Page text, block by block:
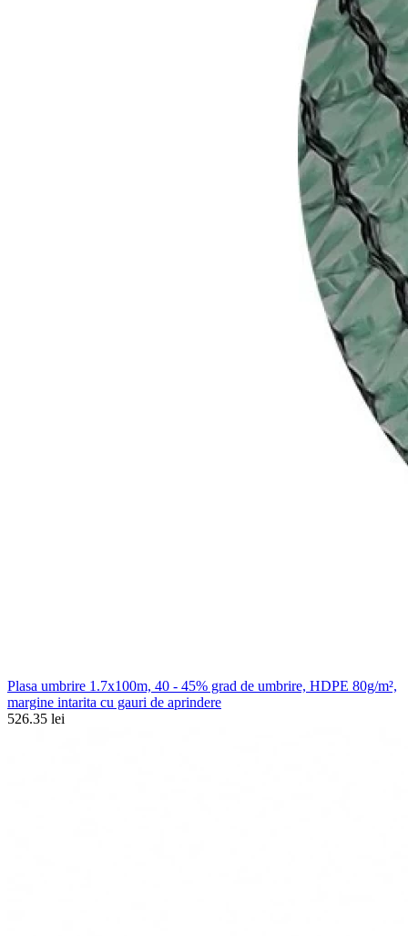
Plasa umbrire 1.7x100m, 40 - 45% grad de umbrire, HDPE 80g/m²,
margine intarita cu gauri de aprindere
526.35 lei